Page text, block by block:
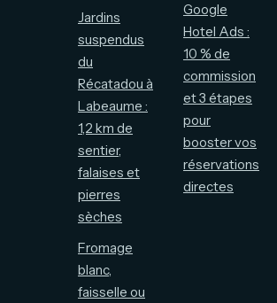
Jardins
suspendus
du
Récatadou à
Labeaume :
1,2 km de
sentier,
falaises et
pierres
sèches
Fromage
blanc,
faisselle ou
Google
Hotel Ads :
10 % de
commission
et 3 étapes
pour
booster vos
réservations
directes